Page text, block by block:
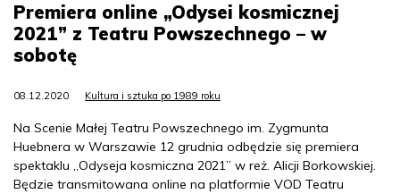
Premiera online „Odysei kosmicznej
2021” z Teatru Powszechnego – w
sobotę
08.12.2020 Kultura i sztuka po 1989 roku
Na Scenie Małej Teatru Powszechnego im. Zygmunta
Huebnera w Warszawie 12 grudnia odbędzie się premiera
spektaklu „Odyseja kosmiczna 2021” w reż. Alicji Borkowskiej.
Będzie transmitowana online na platformie VOD Teatru